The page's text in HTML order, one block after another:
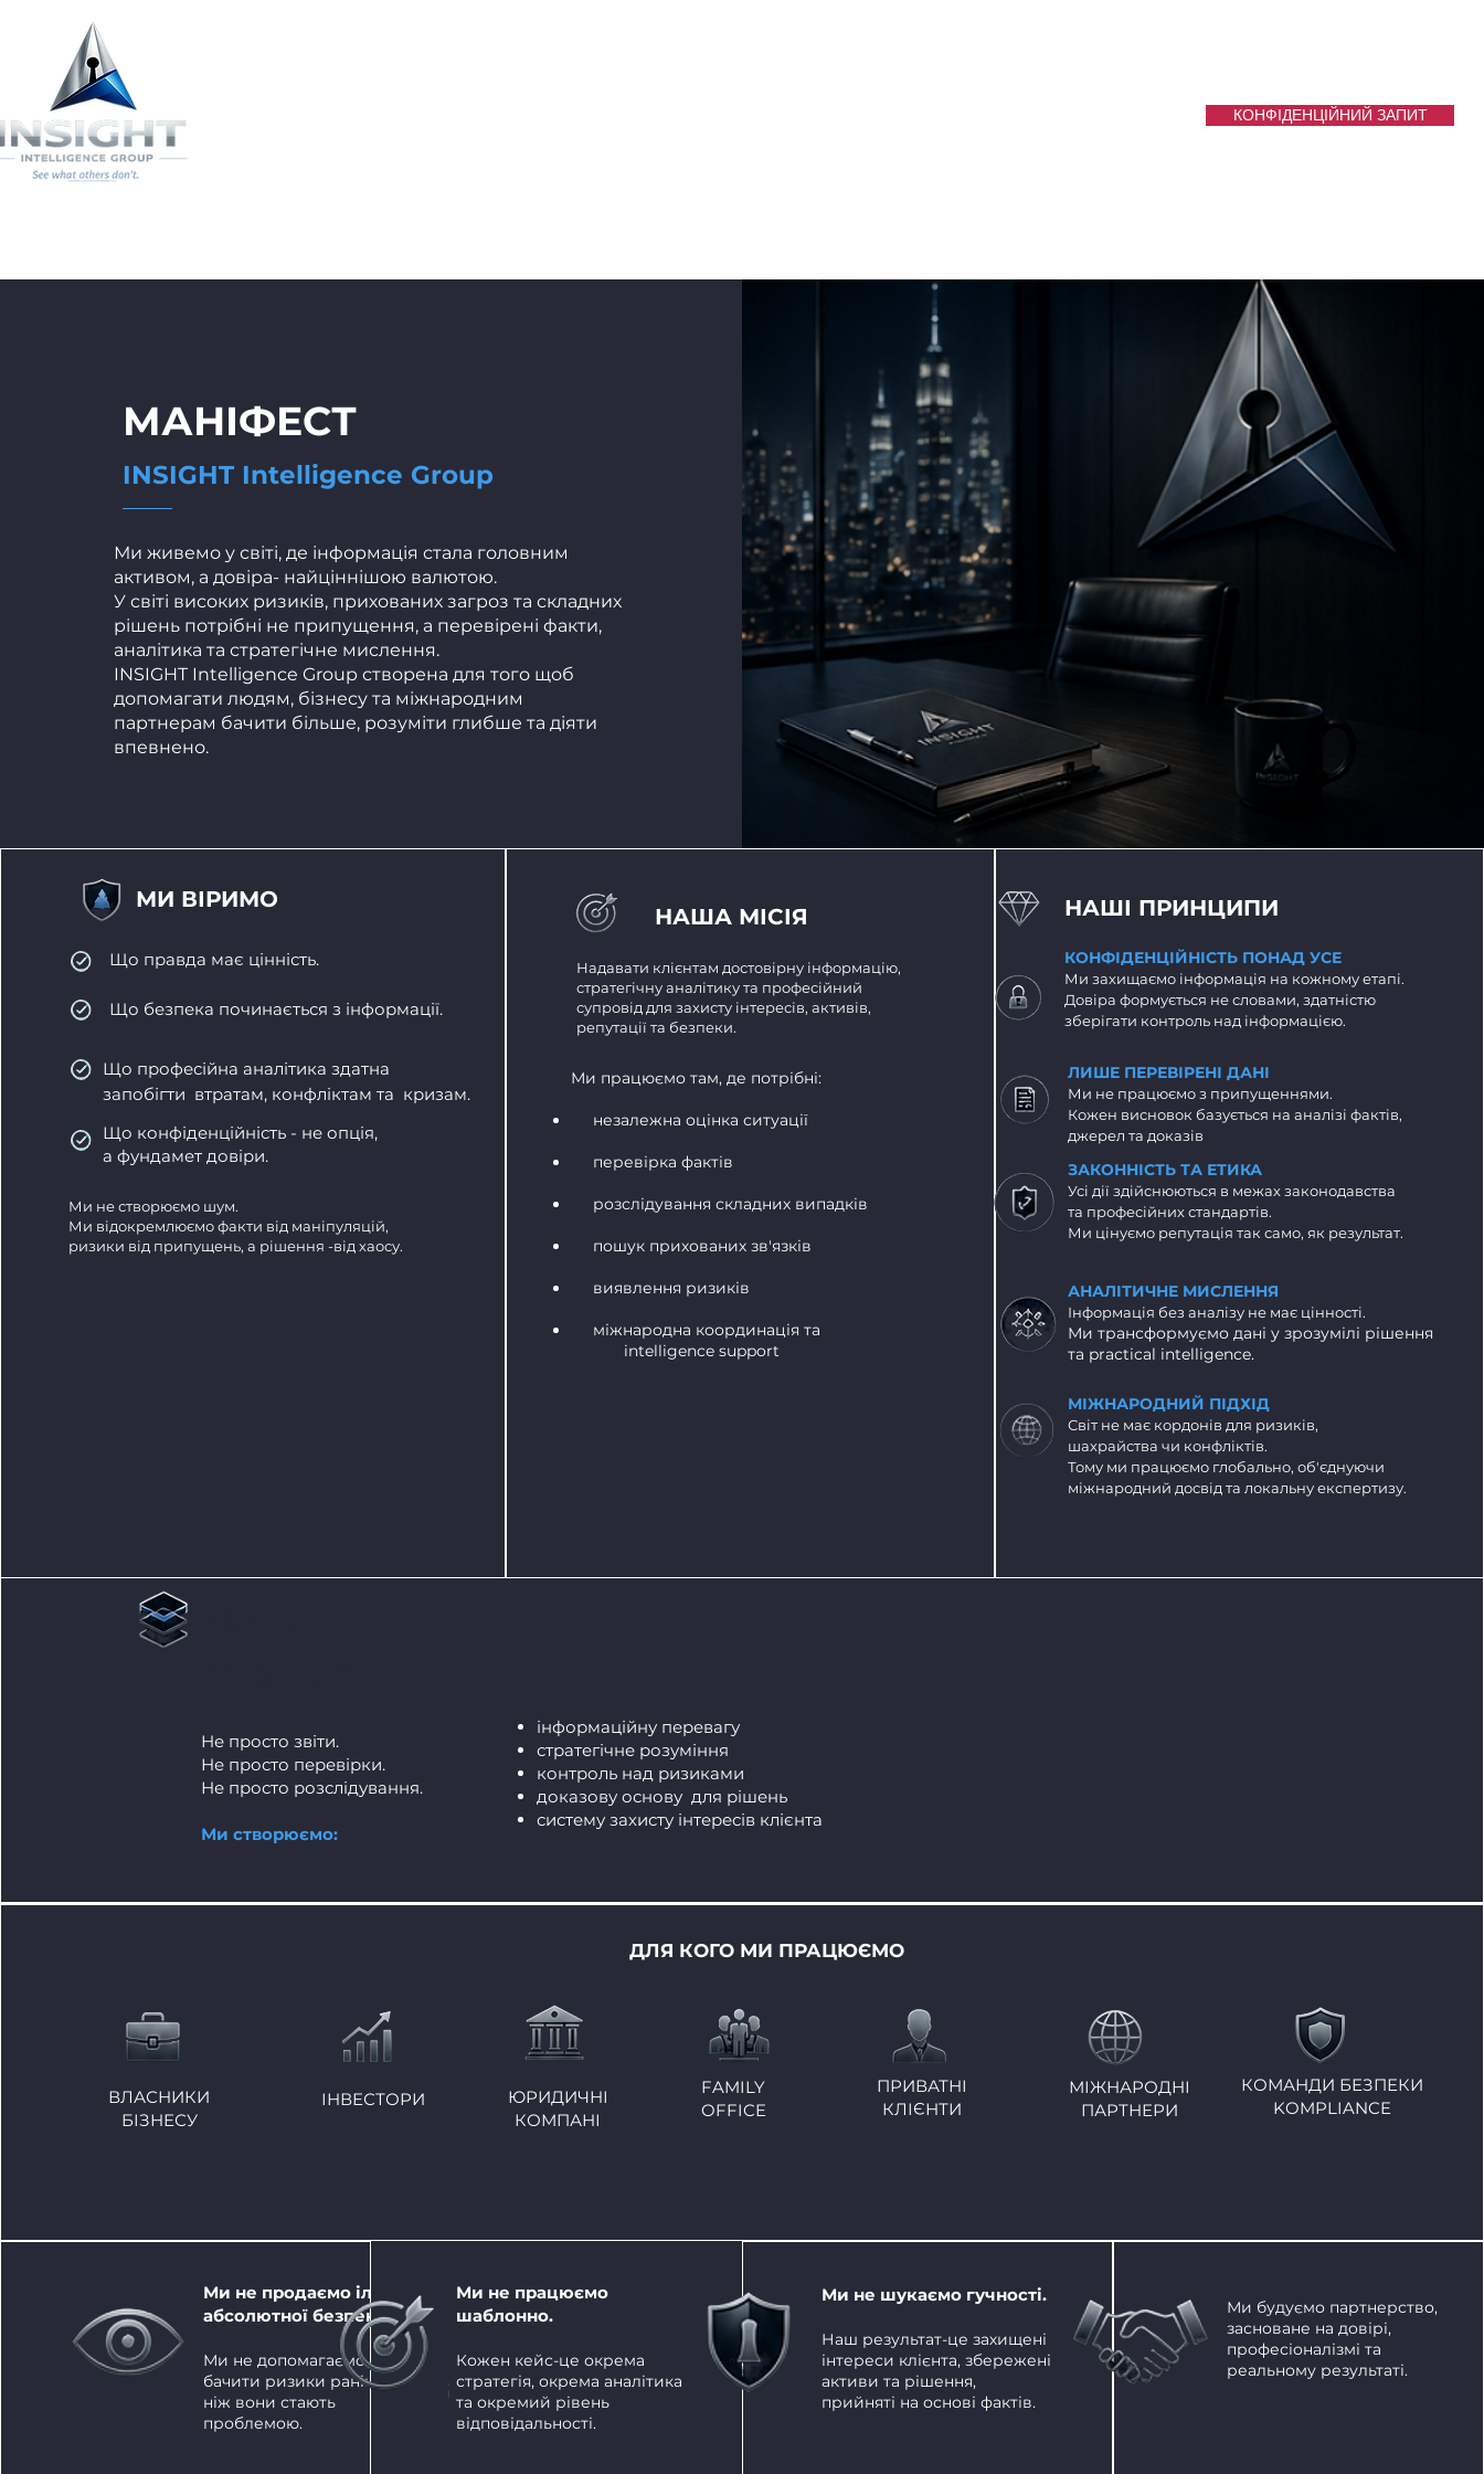
КОНФІДЕНЦІЙНИЙ ЗАПИТ
МАНІФЕСТ
INSIGHT Intelligence Group
Ми живемо у світі, де інформація стала головним
активом, а довіра- найціннішою валютою.
У світі високих ризиків, прихованих загроз та складних
рішень потрібні не припущення, а перевірені факти,
аналітика та стратегічне мислення.
INSIGHT Intelligence Group створена для того щоб
допомагати людям, бізнесу та міжнародним
партнерам бачити більше, розуміти глибше та діяти
впевнено.
Не просто звіти.
Не просто перевірки.
Не просто розслідування.
Ми створюємо:
інформаційну перевагу
стратегічне розуміння
контроль над ризиками
доказову основу для рішень
систему захисту інтересів клієнта
МИ ВІРИМО
Що правда має цінність.
Що безпека починається з інформації.
Що професійна аналітика здатна
запобігти втратам, конфліктам та кризам.
Що конфіденційність - не опція,
а фундамет довіри.
Ми не створюємо шум.
Ми відокремлюємо факти від маніпуляцій,
ризики від припущень, а рішення -від хаосу.
НАША МІСІЯ
Надавати клієнтам достовірну інформацію,
стратегічну аналітику та професійний
супровід для захисту інтересів, активів,
репутації та безпеки.
Ми працюємо там, де потрібні:
незалежна оцінка ситуації
перевірка фактів
розслідування складних випадків
пошук прихованих зв'язків
виявлення ризиків
міжнародна координація та
intelligence support
НАШІ ПРИНЦИПИ
КОНФІДЕНЦІЙНІСТЬ ПОНАД УСЕ
Ми захищаємо інформація на кожному етапі.
Довіра формується не словами, здатністю
зберігати контроль над інформацією.
ЛИШЕ ПЕРЕВІРЕНІ ДАНІ
Ми не працюємо з припущеннями.
Кожен висновок базується на аналізі фактів,
джерел та доказів
ЗАКОННІСТЬ ТА ЕТИКА
Усі дії здійснюються в межах законодавства
та професійних стандартів.
Ми цінуємо репутація так само, як результат.
АНАЛІТИЧНЕ МИСЛЕННЯ
Інформація без аналізу не має цінності.
Ми трансформуємо дані у зрозумілі рішення
та practical intelligence.
МІЖНАРОДНИЙ ПІДХІД
Світ не має кордонів для ризиків,
шахрайства чи конфліктів.
Тому ми працюємо глобально, об'єднуючи
міжнародний досвід та локальну експертизу.
ДЛЯ КОГО МИ ПРАЦЮЄМО
ВЛАСНИКИ
БІЗНЕСУ
ІНВЕСТОРИ
ЮРИДИЧНІ
КОМПАНІ
FAMILY
OFFICE
ПРИВАТНІ
КЛІЄНТИ
МІЖНАРОДНІ
ПАРТНЕРИ
КОМАНДИ БЕЗПЕКИ
KOMPLIANCE
Ми не продаємо ілюзію
абсолютної безпеки.
Ми не допомагаємо
бачити ризики раніше,
ніж вони стають
проблемою.
Ми не працюємо
шаблонно.
Кожен кейс-це окрема
стратегія, окрема аналітика
та окремий рівень
відповідальності.
Ми не шукаємо гучності.
Наш результат-це захищені
інтереси клієнта, збережені
активи та рішення,
прийняті на основі фактів.
Ми будуємо партнерство,
засноване на довірі,
професіоналізмі та
реальному результаті.